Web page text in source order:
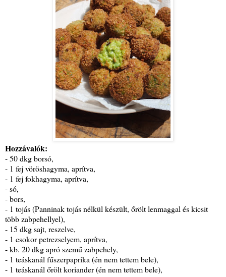
Hozzávalók:
- 50 dkg borsó,
- 1 fej vöröshagyma, aprítva,
- 1 fej fokhagyma, aprítva,
- só,
- bors,
- 1 tojás (Panninak tojás nélkül készült, őrölt lenmaggal és kicsit
több zabpehellyel),
- 15 dkg sajt, reszelve,
- 1 csokor petrezselyem, aprítva,
- kb. 20 dkg apró szemű zabpehely,
- 1 teáskanál fűszerpaprika (én nem tettem bele),
- 1 teáskanál őrölt koriander (én nem tettem bele),